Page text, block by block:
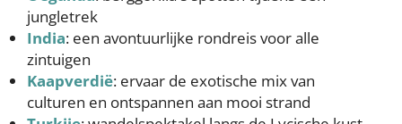
jungletrek
India: een avontuurlijke rondreis voor alle
zintuigen
Kaapverdië: ervaar de exotische mix van
culturen en ontspannen aan mooi strand